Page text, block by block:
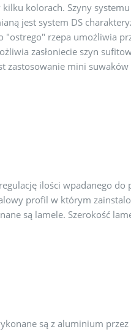
kolorach. Szyny systemu
jest system DS
"ostrego" rzepa umożliwia
zasłoniecie szyn
zastosowanie mini
ilości wpadanego do
profil w którym
są lamele. Szerokość
są z aluminium przez